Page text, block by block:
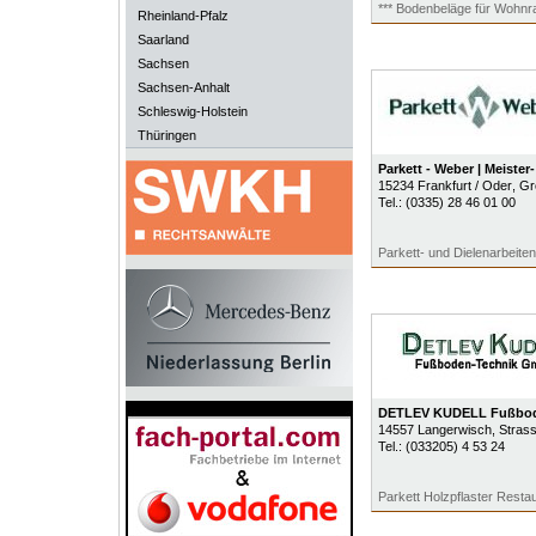
Rheinland-Pfalz
Saarland
Sachsen
Sachsen-Anhalt
Schleswig-Holstein
Thüringen
*** Bodenbeläge für
Parkett - Weber |
15234 Frankfurt / Oder,
Tel.: (0335) 28 46 01 00
Parkett- und
DETLEV KUDELL
14557 Langerwisch,
Tel.: (033205) 4 53 24
Parkett Holzpflaster